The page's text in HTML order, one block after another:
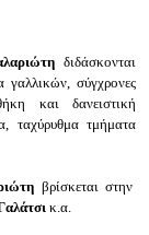
διδάσκονται
γαλλικών, σύγχρονες
και δανειστική
ταχύρυθμα τμήματα
βρίσκεται στην
κ.α.